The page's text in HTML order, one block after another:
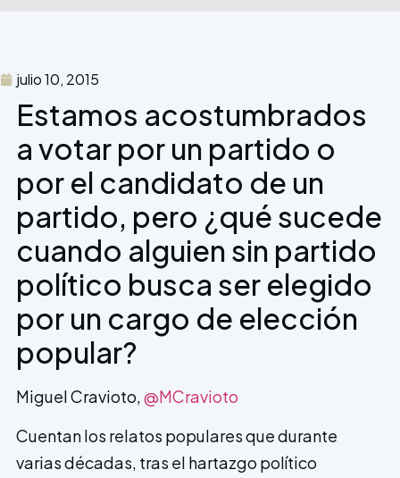
julio 10, 2015
Estamos acostumbrados
a votar por un partido o
por el candidato de un
partido, pero ¿qué sucede
cuando alguien sin partido
político busca ser elegido
por un cargo de elección
popular?
Miguel Cravioto,@MCravioto
Cuentan los relatos populares que durante
varias décadas, tras el hartazgo político